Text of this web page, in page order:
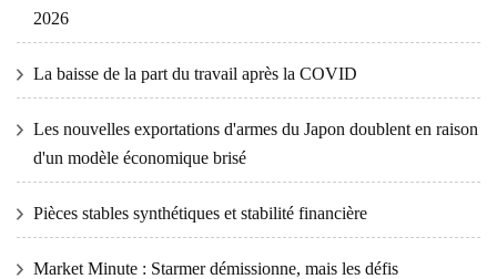
2026
La baisse de la part du travail après la COVID
Les nouvelles exportations d'armes du Japon doublent en raison
d'un modèle économique brisé
Pièces stables synthétiques et stabilité financière
Market Minute : Starmer démissionne, mais les défis